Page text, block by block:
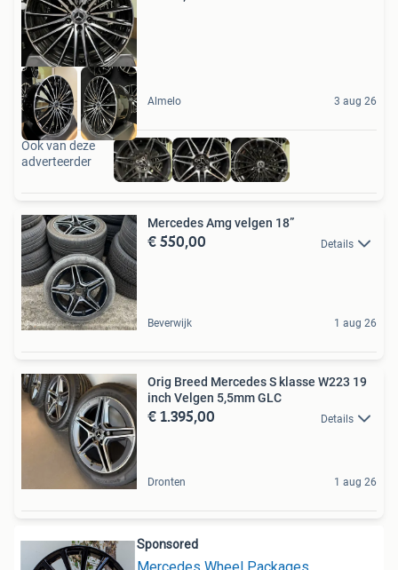
Almelo 3 aug 26
Ook van deze
adverteerder
Mercedes Amg velgen 18”
€ 550,00 Details
Beverwijk 1 aug 26
Orig Breed Mercedes S klasse W223 19
inch Velgen 5,5mm GLC
€ 1.395,00 Details
Dronten 1 aug 26